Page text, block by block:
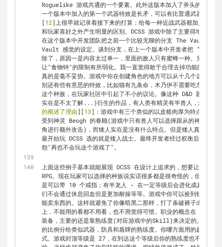
Roguelike 游戏共通的一个要素。此外这版本加入了斧头的攻击特
一个版本中加入的第一个武器特效是长矛，可以有比普通武器多一
[12]上很早就记录着接下来的打算：给每一种近战武器都加入特殊
和玩家喜好之外产生明显的区别。DCSS 游戏中除了主要得地牢，
在这个版本中开发团队把之前一个比较无聊的分支 The Vault 进
Vault 感觉的设定。谈到分支，在上一个版本中开发者把 "The
除了，原因一是内容太过单一，里面的敌人只有蜜蜂一种。另一方
让"食物钟"的限制有所弱化。我一直觉得敢于合理去掉功能的设计
真的是毫不妥协。游戏中你在创建角色的地方可以从十几个选择中
别还有些有意思的特效，比如猫有九条命，木乃伊不需要吃东西等
这个种族，在玩家社区中引起了不小的议论。像这种 D&D 题材(
实在是不太了解...)衍生的作品，有人类有精灵有半兽人，怎么可
的阐述了理由][13]：游戏中有三个类似的以皮糙肉厚为特点的种
受到神灵 Beogh 的眷顾(游戏中只有兽人可以选择跟从的神灵)，
角进行额外攻击)，而矮人实在是没有什么特点。但是矮人真的是很
最开始玩 DCSS 选的就是矮人战士。最终开发者经过权衡后很坚决
怨"再也不会玩这个游戏了"。
上面这些例子基本就能展现 DCSS 在设计上追求的，想要让这个
RPG。现在玩家可以选择的种族说实话很多都是很奇怪的，但真的
是可以带 10 个戒指；有半龙人 - 在一定等级后会进化成真的龙
们不会通过休息回血但是更加耐操等等。游戏中你可以捡到钱，可
能卖东西的。这样就避免了你像暗黑二那样，打了条破裤子出来也
上，不能用的看都不用看，也不用觉得可惜。职业的概念在 DCSS
装备，主要的还是靠熟练度(对应游戏中的Skill)来决定的。你的经
的比例分给类似武器，防具和盾牌的熟练度。你哪方面用的越多哪
式。游戏封顶等级是 27，在到达这个等级后你的熟练度也不会再有